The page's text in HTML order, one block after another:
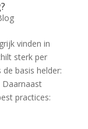
vinden in
sterk per
basis helder:
practices: